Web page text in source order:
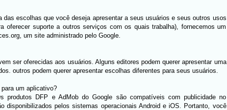
escolhas que você deseja apresentar a seus usuários e seus outros usos
oferecer suporte a outros serviços com os quais trabalha), fornecemos um
um site administrado pelo Google.
ser oferecidas aos usuários. Alguns editores podem querer apresentar uma
outros podem querer apresentar escolhas diferentes para seus usuários.
um aplicativo?
produtos DFP e AdMob do Google são compatíveis com publicidade no
disponibilizados pelos sistemas operacionais Android e iOS. Portanto, você